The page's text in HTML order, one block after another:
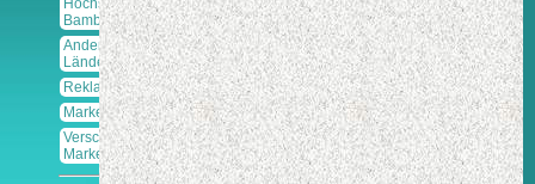
Bamberg
Andere
Länder
Reklamemarken
Markenlochungen
Verschluss-
Marken